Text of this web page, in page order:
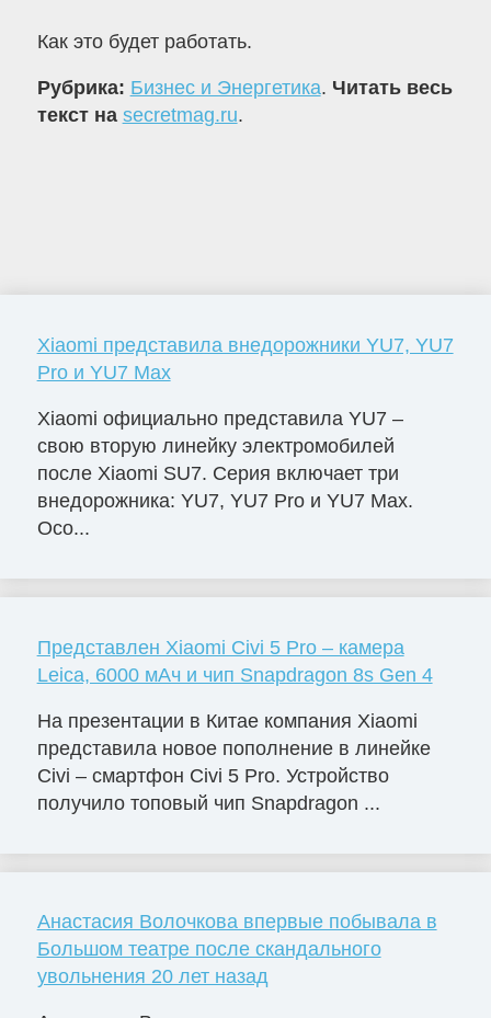
Как это будет работать.
Рубрика: Бизнес и Энергетика. Читать весь
текст на secretmag.ru.
Xiaomi представила внедорожники YU7, YU7
Pro и YU7 Max
Xiaomi официально представила YU7 –
свою вторую линейку электромобилей
после Xiaomi SU7. Серия включает три
внедорожника: YU7, YU7 Pro и YU7 Max.
Осо...
Представлен Xiaomi Civi 5 Pro – камера
Leica, 6000 мАч и чип Snapdragon 8s Gen 4
На презентации в Китае компания Xiaomi
представила новое пополнение в линейке
Civi – смартфон Civi 5 Pro. Устройство
получило топовый чип Snapdragon ...
Анастасия Волочкова впервые побывала в
Большом театре после скандального
увольнения 20 лет назад